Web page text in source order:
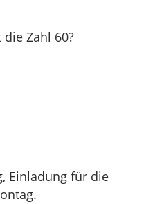
Zahl 60?
Einladung für die